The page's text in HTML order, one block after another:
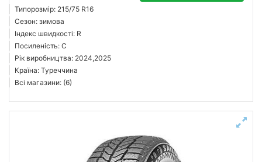
Типорозмір: 215/75 R16
Сезон: зимова
Індекс швидкості: R
Посиленість: C
Рік виробництва: 2024,2025
Країна: Туреччина
Всі магазини: (6)